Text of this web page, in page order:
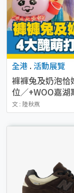
全港 . 活動展覽
褲褲兔及奶泡
位／+WOO嘉
文 : 陸秋燕